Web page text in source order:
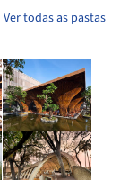
Ver todas as pastas